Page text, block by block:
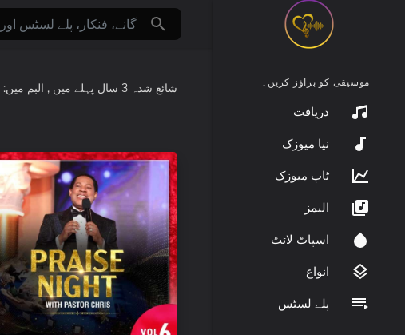
موسیقی کو براؤز کریں۔
دریافت
نیا میوزک
ٹاپ میوزک
البمز
اسپاٹ لائٹ
انواع
پلے لسٹس
شائع شدہ 3 سال پہلے میں , البم میں: